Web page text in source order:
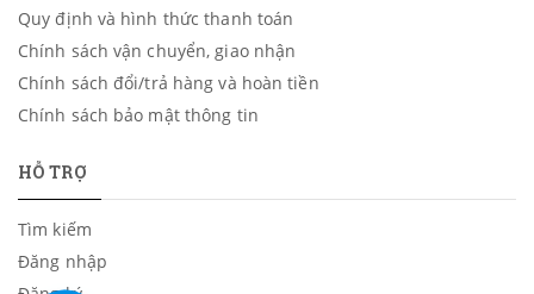
Quy định và hình thức thanh toán
Chính sách vận chuyển, giao nhận
Chính sách đổi/trả hàng và hoàn tiền
Chính sách bảo mật thông tin
HỖ TRỢ
Tìm kiếm
Đăng nhập